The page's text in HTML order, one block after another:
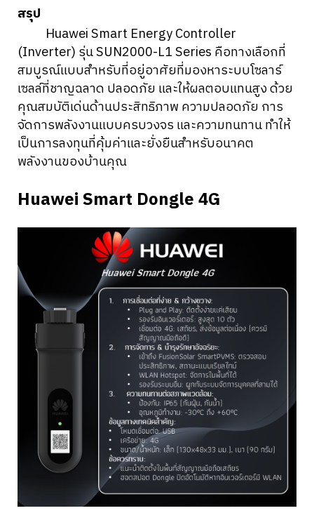
สรุป
Huawei Smart Energy Controller
(Inverter) รุ่น SUN2000-L1 Series คือทางเลือกที่
สมบูรณ์แบบสำหรับที่อยู่อาศัยที่มองหาระบบโซลาร์
เซลล์ที่ชาญฉลาด ปลอดภัย และให้ผลตอบแทนสูง ด้วย
คุณสมบัติเด่นด้านประสิทธิภาพ ความปลอดภัย การ
จัดการพลังงานแบบครบวงจร และความทนทาน ทำให้
เป็นการลงทุนที่คุ้มค่าและยั่งยืนสำหรับอนาคต
พลังงานของบ้านคุณ
Huawei Smart Dongle 4G